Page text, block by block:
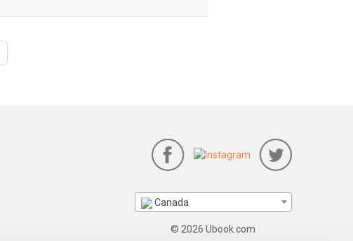
Canada
© 2026 Ubook.com